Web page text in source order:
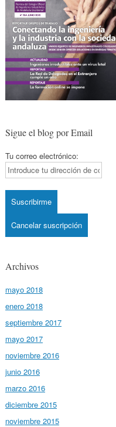
Sigue el blog por Email
Tu correo electrónico:
Archivos
mayo 2018
enero 2018
septiembre 2017
mayo 2017
noviembre 2016
junio 2016
marzo 2016
diciembre 2015
noviembre 2015